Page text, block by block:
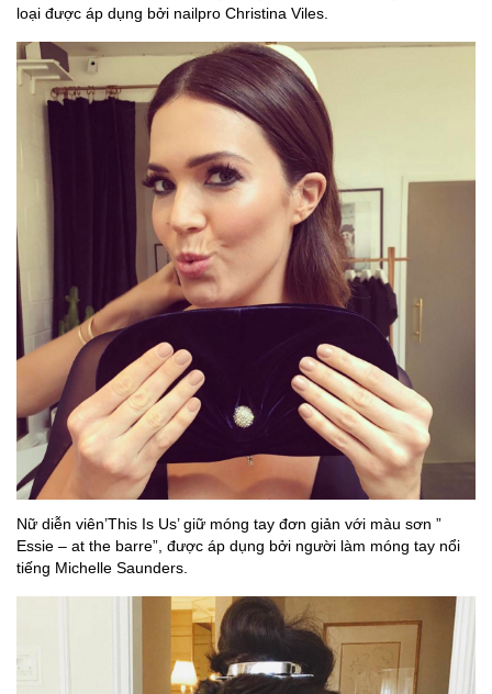
loại được áp dụng bởi nailpro Christina Viles.
Nữ diễn viên’This Is Us’ giữ móng tay đơn giản với màu sơn ”
Essie – at the barre”, được áp dụng bởi người làm móng tay nổi
tiếng Michelle Saunders.